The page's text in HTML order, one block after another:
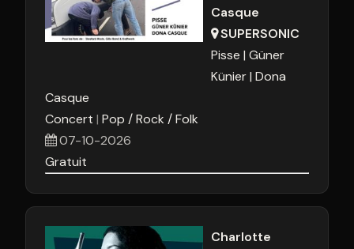
Casque
SUPERSONIC
Pisse Güner
Künier Dona
Casque
Concert Pop / Rock / Folk
07-10-2026
Gratuit
Charlotte